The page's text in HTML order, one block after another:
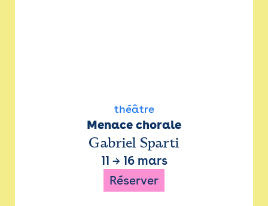
théâtre
Menace chorale
Gabriel Sparti
11 → 16 mars
Réserver